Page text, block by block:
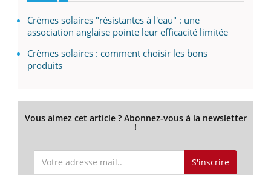
Crèmes solaires "résistantes à l'eau" : une
association anglaise pointe leur efficacité limitée
Crèmes solaires : comment choisir les bons
produits
Vous aimez cet article ? Abonnez-vous à la newsletter
!
S'inscrire